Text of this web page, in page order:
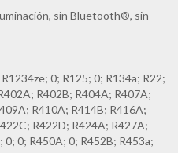
sin Bluetooth®, sin
0; R125; 0; R134a; R22;
R402B; R404A; R407A;
R410A; R414B; R416A;
R422D; R424A; R427A;
0; R450A; 0; R452B; R453a;